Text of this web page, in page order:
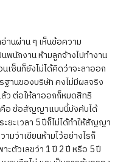
านผ่าน ๆ เห็นข้อความ
พนักงาน ห้ามลูกจ้างไปทำงาน
เซ็นก็ยังไม่ได้คิดว่าจะลาออก
ฐานของบริษัท คงไม่มีผลจริง
ว ต่อให้ลาออกก็หมดสิทธิ
คือ ข้อสัญญาแบบนี้บังคับได้
ยะเวลา 5 ปีก็ไม่ได้ทำให้สัญญา
ามว่าเขียนห้ามไว้อย่างไรก็
ะตัวเลขว่า 1 ปี 2 ปี หรือ 5 ปี